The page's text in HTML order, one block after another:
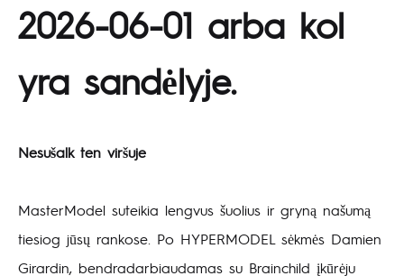
2026-06-01 arba kol
yra sandėlyje.
Nesušalk ten viršuje
MasterModel suteikia lengvus šuolius ir gryną našumą
tiesiog jūsų rankose. Po HYPERMODEL sėkmės Damien
Girardin, bendradarbiaudamas su Brainchild įkūrėju